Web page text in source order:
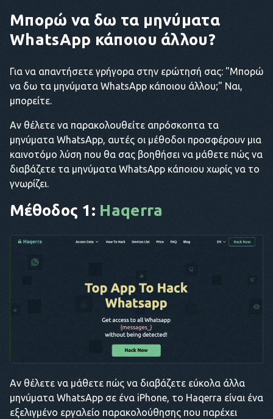
Μπορώ να δω τα μηνύματα
WhatsApp κάποιου άλλου?
Για να απαντήσετε γρήγορα στην ερώτησή σας: "Μπορώ
να δω τα μηνύματα WhatsApp κάποιου άλλου;" Ναι,
μπορείτε.
Αν θέλετε να παρακολουθείτε απρόσκοπτα τα
μηνύματα WhatsApp, αυτές οι μέθοδοι προσφέρουν μια
καινοτόμο λύση που θα σας βοηθήσει να μάθετε πώς να
διαβάζετε τα μηνύματα WhatsApp κάποιου χωρίς να το
γνωρίζει.
Μέθοδος 1: Haqerra
Αν θέλετε να μάθετε πώς να διαβάζετε εύκολα άλλα
μηνύματα WhatsApp σε ένα iPhone, το Haqerra είναι ένα
εξελιγμένο εργαλείο παρακολούθησης που παρέχει